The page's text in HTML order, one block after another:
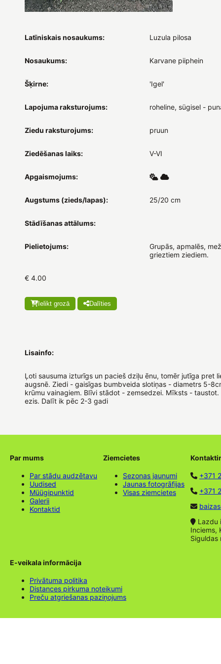
Latīniskais nosaukums: Luzula pilosa
Nosaukums: Karvane piiphein
Šķirne: 'Igel'
Lapojuma raksturojums: roheline, sügisel -
Ziedu raksturojums: pruun
Ziedēšanas laiks: V-VI
Apgaismojums:
Augstums (zieds/lapas): 25/20 cm
Stādīšanas attālums:
Pielietojums:
Grupās, apmalēs,
grieztiem ziediem.
€ 4.00
Ielikt grozā Dalīties
Lisainfo:
Ļoti sausuma izturīgs un pacieš dziļu ēnu, tomēr jutīga pret
augsnē. Ziedi - gaisīgas bumbveida slotiņas - diametrs 5-
krūmu vainagiem. Blīvi stādot - zemsedzei. Mīksts -
ezis. Dalīt ik pēc 2-3 gadi
Par mums
Par stādu audzētavu
Uudised
Müügipunktid
Galerii
Kontaktid
Ziemcietes
Sezonas jaunumi
Jaunas fotogrāfijas
Visas ziemcietes
+371
+371
Lazdu
Inciems,
Siguldas
E-veikala informācija
Privātuma politika
Distances pirkuma noteikumi
Preču atgriešanas paziņojums